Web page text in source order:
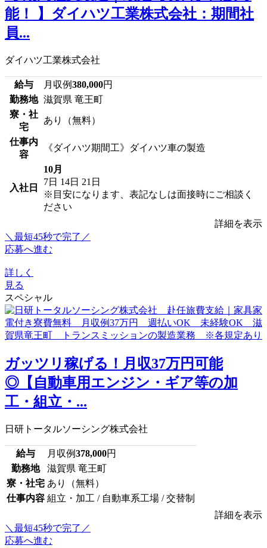
能！ 】ダイハツ工業株式会社：期間社
員...
ダイハツ工業株式会社
給与 月収例380,000円
勤務地 滋賀県 竜王町
寮・社
宅
あり（無料）
仕事内
容
《ダイハツ期間工》ダイハツ車の製造
入社日
10月
7日 14日 21日
※目安になります、表記なしは面接時にご相談く
ださい
詳細を表示
＼最短45秒で完了／
応募へ進む
詳しく
見る
スペシャル
ガッツリ稼げる！月収37万円可能
◎【自動車用エンジン・ギア等の加
工・組立・...
日研トータルソーシング株式会社
給与 月収例378,000円
勤務地
滋賀県 竜王町
寮・社宅 あり（無料）
仕事内容 組立・加工 / 自動車系工場 / 交替制
詳細を表示
＼最短45秒で完了／
応募へ進む